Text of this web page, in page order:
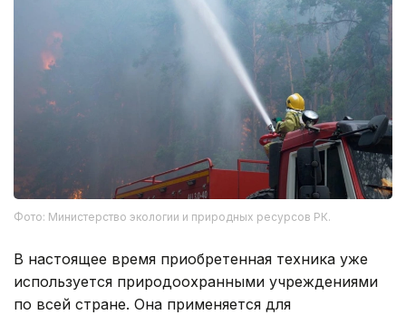
Фото: Министерство экологии и природных ресурсов РК.
В настоящее время приобретенная техника уже
используется природоохранными учреждениями
по всей стране. Она применяется для